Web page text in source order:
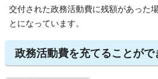
交付された政務活動費に残額があった
とになっています。
政務活動費を充てることがで